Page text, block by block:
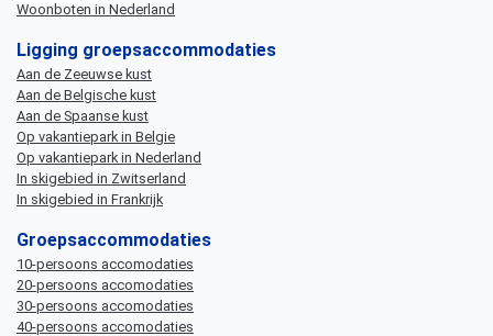
Woonboten in Nederland
Ligging groepsaccommodaties
Aan de Zeeuwse kust
Aan de Belgische kust
Aan de Spaanse kust
Op vakantiepark in Belgie
Op vakantiepark in Nederland
In skigebied in Zwitserland
In skigebied in Frankrijk
Groepsaccommodaties
10-persoons accomodaties
20-persoons accomodaties
30-persoons accomodaties
40-persoons accomodaties